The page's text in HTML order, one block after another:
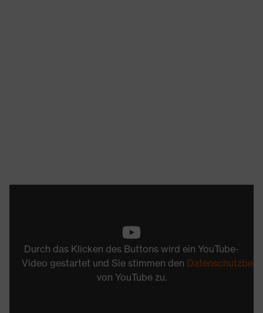
Durch das Klicken des Buttons wird ein YouTube-
Video gestartet und Sie stimmen den
von YouTube zu.